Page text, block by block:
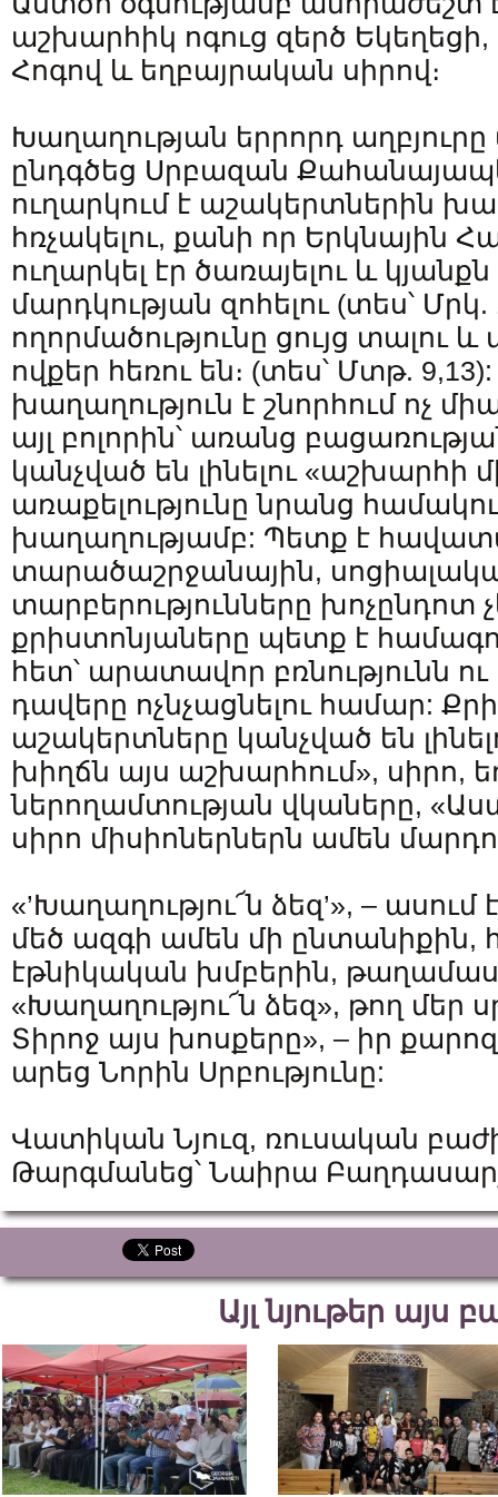
աշխարհիկ ոգուց զերծ Եկեղեցի,
Հոգով և եղբայրական սիրով։
Խաղաղության երրորդ աղբյուրը
ընդգծեց Սրբազան
ուղարկում է աշակերտներին
հռչակելու, քանի որ Երկնային
ուղարկել էր ծառայելու և
մարդկության զոհելու (տես՝ Մրկ.
ողորմածությունը ցույց տալու
ովքեր հեռու են։ (տես՝ Մտթ.
խաղաղություն է շնորհում ոչ
այլ բոլորին՝ առանց
կանչված են լինելու «աշխարհի
առաքելությունը նրանց
խաղաղությամբ: Պետք է
տարածաշրջանային,
տարբերությունները խոչընդոտ
քրիստոնյաները պետք է
հետ՝ արատավոր բռնությունն
դավերը ոչնչացնելու համար:
աշակերտները կանչված են
խիղճն այս աշխարհում», սիրո,
ներողամտության վկաները,
սիրո միսիոներներն ամեն
«’Խաղաղությու՜ն ձեզ’», – ասում
մեծ ազգի ամեն մի ընտանիքին,
էթնիկական խմբերին,
«Խաղաղությու՜ն ձեզ», թող մեր
Տիրոջ այս խոսքերը», – իր
արեց Նորին Սրբությունը:
Վատիկան Նյուզ, ռուսական
Թարգմանեց՝ Նաիրա
Այլ նյութեր այս